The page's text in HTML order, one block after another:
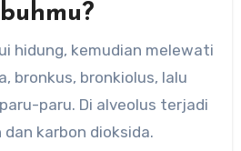
hidung, kemudian melewati
bronkus, bronkiolus, lalu
paru. Di alveolus terjadi
karbon dioksida.